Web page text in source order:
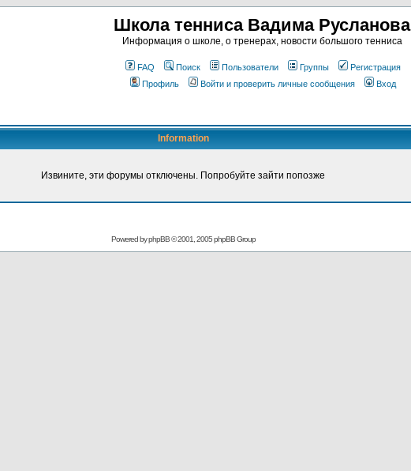
Школа тенниса Вадима Русланова
Информация о школе, о тренерах, новости большого тенниса
FAQ Поиск Пользователи Группы
Регистрация
Профиль
Войти и проверить личные сообщения Вход
Information
Извините, эти форумы отключены. Попробуйте зайти попозже
Powered byphpBB© 2001, 2005 phpBB Group